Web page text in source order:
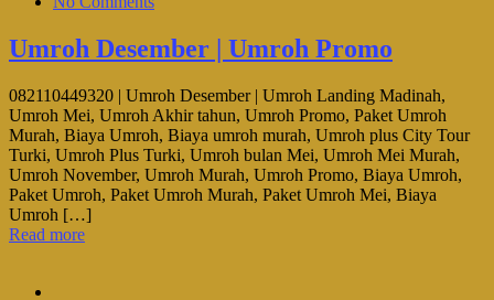
Umroh Desember | Umroh Promo
082110449320 | Umroh Desember | Umroh Landing Madinah,
Umroh Mei, Umroh Akhir tahun, Umroh Promo, Paket Umroh
Murah, Biaya Umroh, Biaya umroh murah, Umroh plus City Tour
Turki, Umroh Plus Turki, Umroh bulan Mei, Umroh Mei Murah,
Umroh November, Umroh Murah, Umroh Promo, Biaya Umroh,
Paket Umroh, Paket Umroh Murah, Paket Umroh Mei, Biaya
Umroh […]
Read more